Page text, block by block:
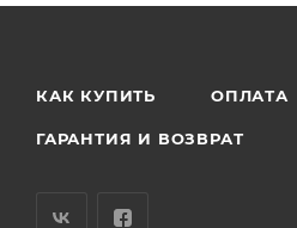
КАК КУПИТЬ ОПЛАТА
ГАРАНТИЯ И ВОЗВРАТ